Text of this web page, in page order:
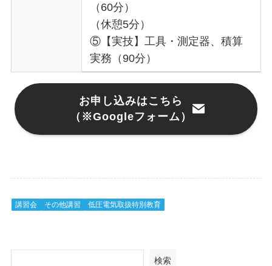
（60分）
（休憩5分）
⑤【実技】工具・測定器、積算
実務（90分）
お申し込みはこちら
（※Googleフォーム）
講習会 その他講習 低圧電気取扱特別教育
検索